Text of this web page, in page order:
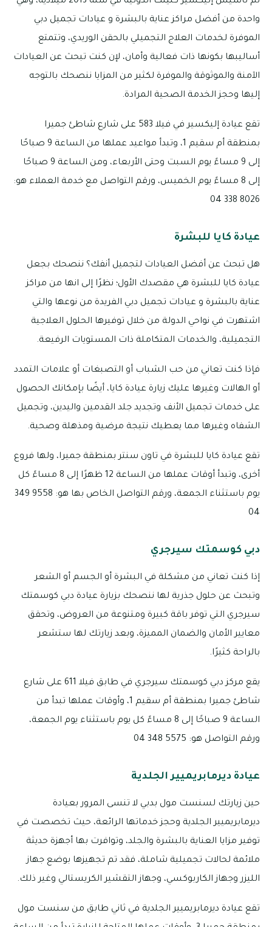
واحدة من أفضل مراكز عناية بالبشرة و عيادات تجميل دبي
الموفرة لخدمات العلاج التجميلي بالحقن الوريدي، وتتمتع
أساليبها بكونها ذات فعالية وأمان، لإن كنت تبحث عن العيادات
الآمنة والموثوقة والموفرة لكثير من المزايا ننصحك بالتوجه
إليها وحجز الخدمة الصحية المرادة.
تقع عيادة إليكسير في فيلا 583 على شارع شاطئ جميرا
بمنطقة أم سقيم 1، وتبدأ مواعيد عملها من الساعة 9 صباحًا
إلى 9 مساءً يوم السبت وحتى الأربعاء، ومن الساعة 9 صباحًا
إلى 8 مساءً يوم الخميس، ورقم التواصل مع خدمة العملاء هو:
8026 338 04
عيادة كايا للبشرة
هل تبحث عن أفضل العيادات لتجميل أنفك؟ ننصحك بجعل
عيادة كايا للبشرة هي مقصدك الأول؛ نظرًا إلى انها من مراكز
عناية بالبشرة و عيادات تجميل دبي الفريدة من نوعها والتي
اشتهرت في نواحي الدولة من خلال توفيرها الحلول العلاجية
التجميلية، والخدمات المتكاملة ذات المستويات الرفيعة.
فإذا كنت تعاني من حب الشباب أو التصبغات أو علامات التمدد
أو الهالات وغيرها عليك زيارة عيادة كايا، أيضًا بإمكانك الحصول
على خدمات تجميل الأنف وتجديد جلد القدمين واليدين، وتجميل
الشفاه وغيرها مما يعطيك نتيجة مرضية ومذهلة وصحية.
تقع عيادة كايا للبشرة في تاون سنتر بمنطقة جميرا، ولها فروع
أخرى، وتبدأ أوقات عملها من الساعة 12 ظهرًا إلى 8 مساءً كل
يوم باستثناء الجمعة، ورقم التواصل الخاص بها هو: 9558 349
04
دبي كوسمتك سيرجري
إذا كنت تعاني من مشكلة في البشرة أو الجسم أو الشعر
وتبحث عن حلول جذرية لها ننصحك بزيارة عيادة دبي كوسمتك
سيرجري التي توفر باقة كبيرة ومتنوعة من العروض، وتحقق
معايير الأمان والضمان المميزة، وبعد زيارتك لها ستشعر
بالراحة كثيرًا.
يقع مركز دبي كوسمتك سيرجري في طابق فيلا 611 على شارع
شاطئ جميرا بمنطقة أم سقيم 1، وأوقات عملها تبدأ من
الساعة 9 صباحًا إلى 8 مساءً كل يوم باستثناء يوم الجمعة،
ورقم التواصل هو: 5575 348 04
عيادة ديرمابريميير الجلدية
حين زيارتك لسنست مول بدبي لا تنسى المرور بعيادة
ديرمابريميير الجلدية وحجز خدماتها الرائعة، حيث تخصصت في
توفير مزايا العناية بالبشرة والجلد، وتوافرت بها أجهزة حديثة
ملائمة لحالات تجميلية شاملة، فقد تم تجهيزها بوضع جهاز
الليزر وجهاز الكاربوكسي، وجهاز التقشير الكريستالي وغير ذلك.
تقع عيادة ديرمابريميير الجلدية في ثاني طابق من سنست مول